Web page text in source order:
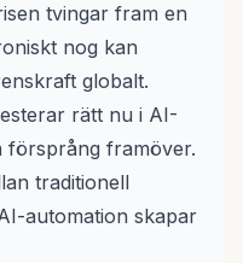
tvingar fram en
nog kan
globalt.
rätt nu i AI-
försprång framöver.
traditionell
automation skapar